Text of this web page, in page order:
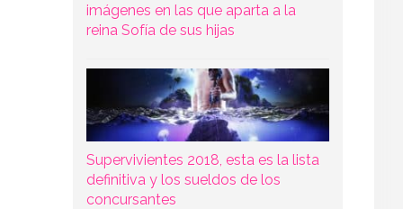
imágenes en las que aparta a la
reina Sofía de sus hijas
Supervivientes 2018, esta es la lista
definitiva y los sueldos de los
concursantes